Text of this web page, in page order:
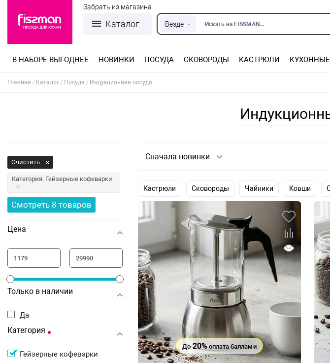
Каталог Везде Искать на FISSMAN...
Забрать из магазина
В НАБОРЕ ВЫГОДНЕЕ НОВИНКИ ПОСУДА СКОВОРОДЫ КАСТРЮЛИ
Главная Каталог Посуда Индукционная посуда
Очистить
Категория: Гейзерные кофеварки
Смотреть 8 товаров
Цена
Только в наличии
Да
Категория
Гейзерные кофеварки
Сначала новинки
Кастрюли Сковороды Чайники Ковши
Гейзерные кофеварки
До20% оплата баллами